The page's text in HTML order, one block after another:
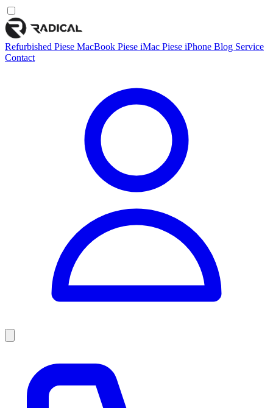
Refurbished Piese MacBook Piese iMac Piese iPhone Blog Service
Contact